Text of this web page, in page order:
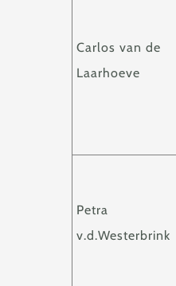
Carlos van de
Laarhoeve
Petra
v.d.Westerbrink